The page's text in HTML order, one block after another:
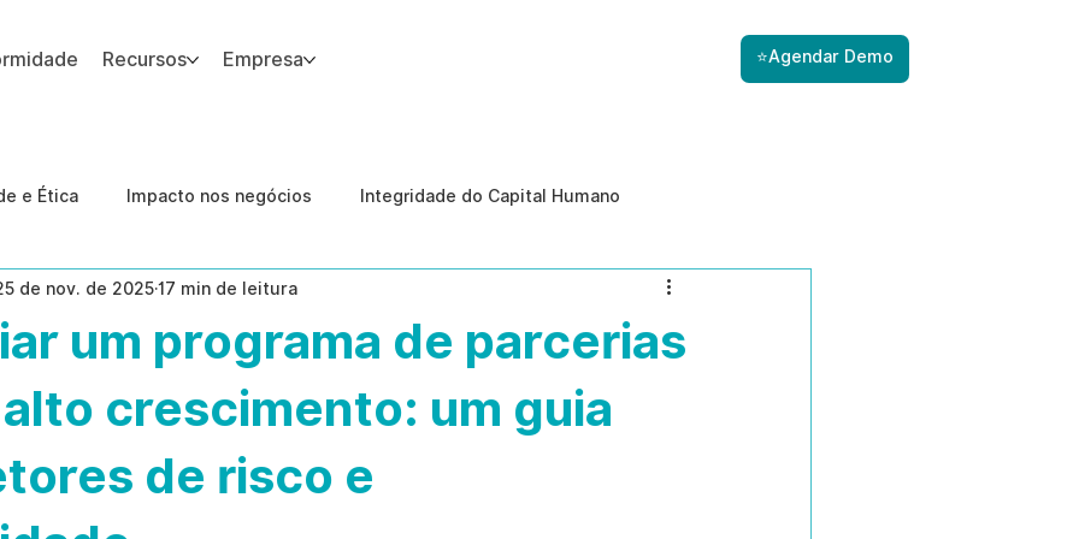
Recursos Empresa ⭐Agendar Demo
e Ética Impacto nos negócios Integridade do Capital Humano
Estudos de caso Gestão de Riscos com IA
Internas Prevenção de ameaças internas
um programa de parcerias
alto crescimento: um guia
de risco e
de nov. de 202517 min de leitura